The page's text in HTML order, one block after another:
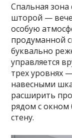
Спальная зона
шторой —
особую
продуманной
буквально
управляется
трех уровнях
навесными
расширить
рядом с окном
стену.